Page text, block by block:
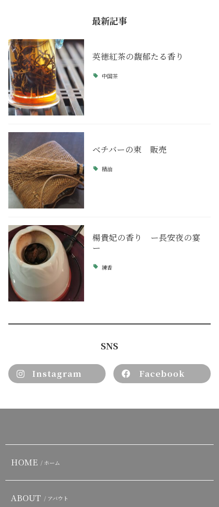
最新記事
英徳紅茶の馥郁たる香り
中国茶
ベチバーの束 販売
精油
楊貴妃の香り ー長安夜の宴
ー
練香
SNS
Instagram Facebook
HOME / ホーム
ABOUT / アバウト